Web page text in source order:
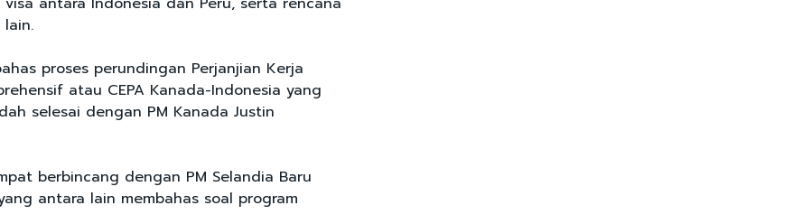
lain.
proses perundingan Perjanjian Kerja
atau CEPA Kanada-Indonesia yang
selesai dengan PM Kanada Justin
berbincang dengan PM Selandia Baru
antara lain membahas soal program